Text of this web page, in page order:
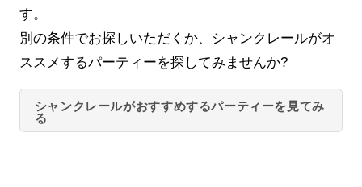
す。
別の条件でお探しいただくか、シャンクレールがオ
ススメするパーティーを探してみませんか?
シャンクレールがおすすめするパーティーを見てみ
る